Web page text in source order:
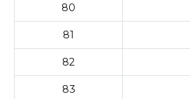
80
81
82
83